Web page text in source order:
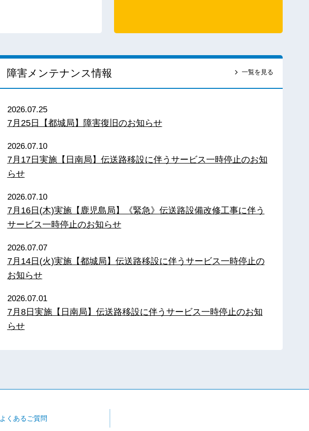
障害メンテナンス情報 一覧を見る
2026.07.25
7月25日【都城局】障害復旧のお知らせ
2026.07.10
7月17日実施【日南局】伝送路移設に伴うサービス一時停止のお知
らせ
2026.07.10
7月16日(木)実施【鹿児島局】《緊急》伝送路設備改修工事に伴う
サービス一時停止のお知らせ
2026.07.07
7月14日(火)実施【都城局】伝送路移設に伴うサービス一時停止の
お知らせ
2026.07.01
7月8日実施【日南局】伝送路移設に伴うサービス一時停止のお知
らせ
よくあるご質問